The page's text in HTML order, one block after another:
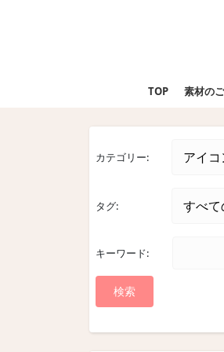
TOP 素材の
カテゴリー:
タグ:
キーワード: